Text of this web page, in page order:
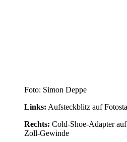
Foto: Simon Deppe
Links: Aufsteckblitz auf
Rechts: Cold-Shoe-Adapter
Zoll-Gewinde